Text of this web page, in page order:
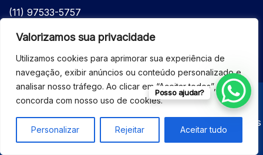
Valorizamos sua privacidade
Utilizamos cookies para aprimorar sua experiência de
navegação, exibir anúncios ou conteúdo personalizado e
analisar nosso tráfego. Ao clicar em “Aceitar todos”, você
concorda com nosso uso de cookies.
Personalizar Rejeitar Aceitar tudo
(11) 97533-5757
(62) 98610-7777
© 2026 - ASSISTÊNCIA TÉCNICA ESPECIALIZADA
EQUIPAMENTOS BRUKER - Todos os direitos reservados
Posso ajudar?